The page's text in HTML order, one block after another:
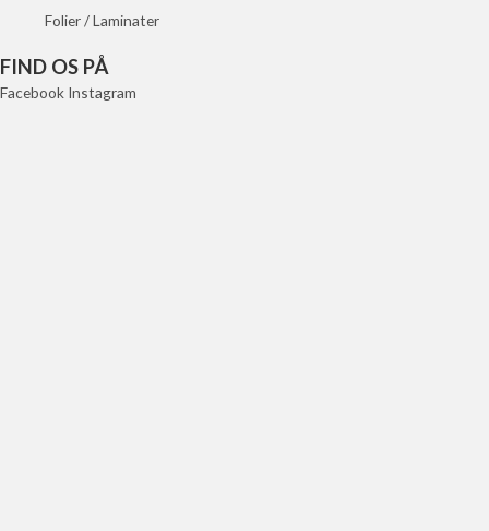
Folier / Laminater
FIND OS PÅ
Facebook Instagram